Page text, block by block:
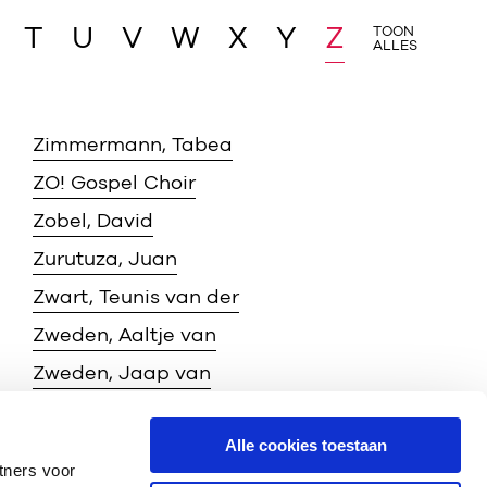
voor
Alle cookies toestaan
T U V W X Y Z
TOON
ALLES
Zimmermann, Tabea
ZO! Gospel Choir
Zobel, David
Zurutuza, Juan
Zwart, Teunis van der
Zweden, Aaltje van
Zweden, Jaap van